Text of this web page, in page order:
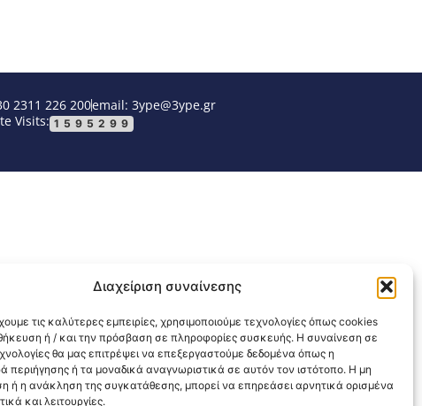
Διαχείριση συναίνεσης
τις καλύτερες εμπειρίες, χρησιμοποιούμε τεχνολογίες όπως cookies
ή / και την πρόσβαση σε πληροφορίες συσκευής. Η συναίνεση σε
θα μας επιτρέψει να επεξεργαστούμε δεδομένα όπως η
περιήγησης ή τα μοναδικά αναγνωριστικά σε αυτόν τον ιστότοπο. Η μη
ή η ανάκληση της συγκατάθεσης, μπορεί να επηρεάσει αρνητικά ορισμένα
και λειτουργίες.
2311 226 200email: 3ype@3ype.gr
Visits: 1595299